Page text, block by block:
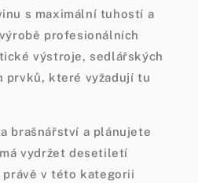
s maximální tuhostí a
profesionálních
výstroje, sedlářských
prvků, které vyžadují tu
brašnářství a plánujete
vydržet desetiletí
právě v této kategorii